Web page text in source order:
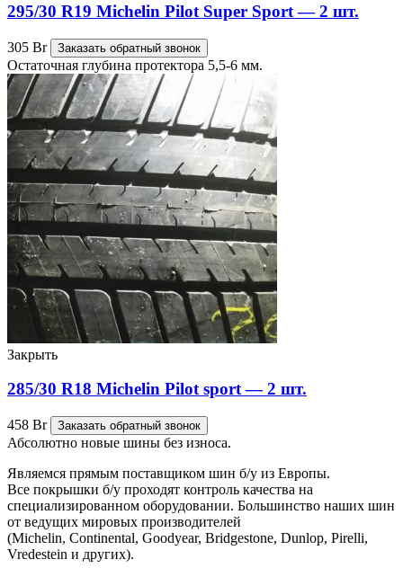
295/30 R19 Michelin Pilot Super Sport — 2 шт.
305 Br Заказать обратный звонок
Остаточная глубина протектора 5,5-6 мм.
Закрыть
285/30 R18 Michelin Pilot sport — 2 шт.
458 Br Заказать обратный звонок
Абсолютно новые шины без износа.
Являемся прямым поставщиком шин б/у из Европы.
Все покрышки б/у проходят контроль качества на
специализированном оборудовании. Большинство наших шин
от ведущих мировых производителей
(Michelin, Continental, Goodyear, Bridgestone, Dunlop, Pirelli,
Vredestein и других).